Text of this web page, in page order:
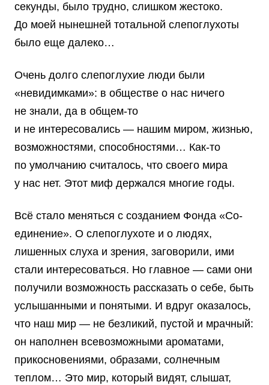
секунды, было трудно, слишком жестоко.
До моей нынешней тотальной слепоглухоты
было еще далеко…
Очень долго слепоглухие люди были
«невидимками»: в обществе о нас ничего
не знали, да в общем-то
и не интересовались — нашим миром, жизнью,
возможностями, способностями… Как-то
по умолчанию считалось, что своего мира
у нас нет. Этот миф держался многие годы.
Всё стало меняться с созданием Фонда «Со-
единение». О слепоглухоте и о людях,
лишенных слуха и зрения, заговорили, ими
стали интересоваться. Но главное — сами они
получили возможность рассказать о себе, быть
услышанными и понятыми. И вдруг оказалось,
что наш мир — не безликий, пустой и мрачный:
он наполнен всевозможными ароматами,
прикосновениями, образами, солнечным
теплом… Это мир, который видят, слышат,